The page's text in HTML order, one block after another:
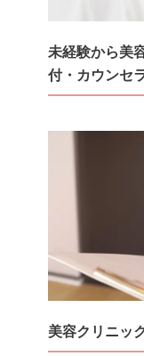
未経験から美
付・カウンセ
美容クリニッ